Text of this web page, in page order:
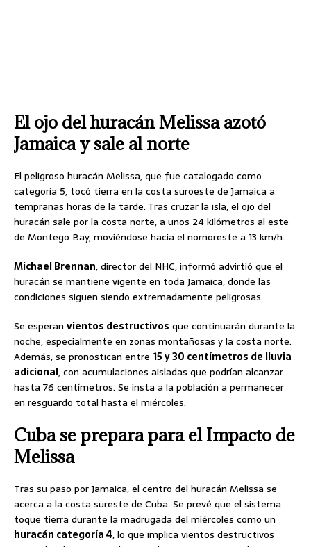
El ojo del huracán Melissa azotó
Jamaica y sale al norte
El peligroso huracán Melissa, que fue catalogado como
categoría 5, tocó tierra en la costa suroeste de Jamaica a
tempranas horas de la tarde. Tras cruzar la isla, el ojo del
huracán sale por la costa norte, a unos 24 kilómetros al este
de Montego Bay, moviéndose hacia el nornoreste a 13 km/h.
Michael Brennan, director del NHC, informó advirtió que el
huracán se mantiene vigente en toda Jamaica, donde las
condiciones siguen siendo extremadamente peligrosas.
Se esperan vientos destructivos que continuarán durante la
noche, especialmente en zonas montañosas y la costa norte.
Además, se pronostican entre 15 y 30 centímetros de lluvia
adicional, con acumulaciones aisladas que podrían alcanzar
hasta 76 centímetros. Se insta a la población a permanecer
en resguardo total hasta el miércoles.
Cuba se prepara para el Impacto de
Melissa
Tras su paso por Jamaica, el centro del huracán Melissa se
acerca a la costa sureste de Cuba. Se prevé que el sistema
toque tierra durante la madrugada del miércoles como un
huracán categoría 4, lo que implica vientos destructivos